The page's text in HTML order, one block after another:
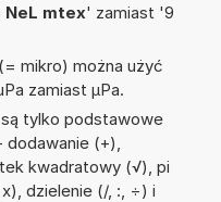
NeL mtex' zamiast '9
mikro) można użyć
zamiast µPa.
tylko podstawowe
(+),
kwadratowy (√), pi
dzielenie (/, :, ÷) i